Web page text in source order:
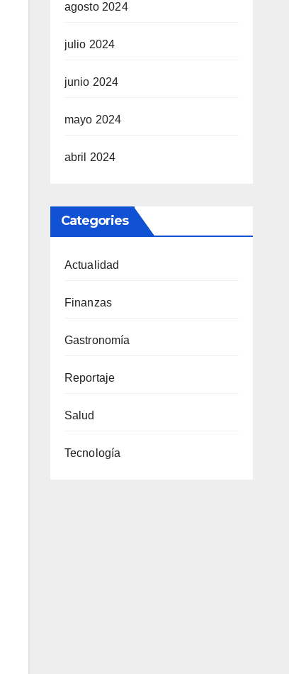
agosto 2024
julio 2024
junio 2024
mayo 2024
abril 2024
Categories
Actualidad
Finanzas
Gastronomía
Reportaje
Salud
Tecnología